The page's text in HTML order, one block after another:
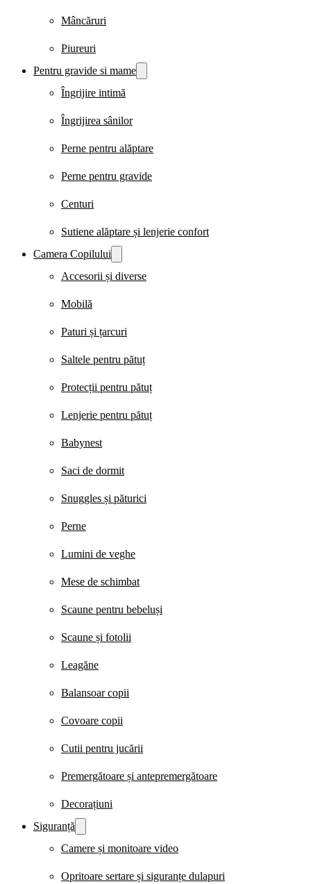
Mâncăruri
Piureuri
Pentru gravide si mame
Îngrijire intimă
Îngrijirea sânilor
Perne pentru alăptare
Perne pentru gravide
Centuri
Sutiene alăptare și lenjerie confort
Camera Copilului
Accesorii și diverse
Mobilă
Paturi și țarcuri
Saltele pentru pătuț
Protecții pentru pătuț
Lenjerie pentru pătuț
Babynest
Saci de dormit
Snuggles și păturici
Perne
Lumini de veghe
Mese de schimbat
Scaune pentru bebeluși
Scaune și fotolii
Leagăne
Balansoar copii
Covoare copii
Cutii pentru jucării
Premergătoare și antepremergătoare
Decorațiuni
Siguranță
Camere și monitoare video
Opritoare sertare și siguranțe dulapuri